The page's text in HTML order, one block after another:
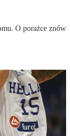
O porażce znów